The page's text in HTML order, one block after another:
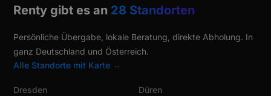
Renty gibt es an 28 Standorten
Persönliche Übergabe, lokale Beratung, direkte Abholung. In
ganz Deutschland und Österreich.
Alle Standorte mit Karte →
Dresden
Düren